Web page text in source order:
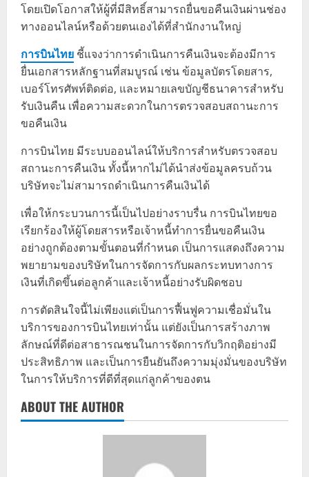
โดยเปิดโอกาสให้ผู้ที่มีสิทธิ์สามารถยื่นขอคืนเงินผ่านช่อง
ทางออนไลน์หรือด้วยตนเองได้ที่สำนักงานใหญ่
การบินไทย ชี้แจงว่าการดำเนินการคืนเงินจะต้องมีการ
ยื่นเอกสารหลักฐานที่สมบูรณ์ เช่น ข้อมูลบัตรโดยสาร,
เบอร์โทรศัพท์ติดต่อ, และหมายเลขบัญชีธนาคารสำหรับ
รับเงินคืน เพื่อความสะดวกในการตรวจสอบสถานะการ
ขอคืนเงิน
การบินไทย มีระบบออนไลน์ให้บริการสำหรับตรวจสอบ
สถานะการคืนเงิน ทั้งนี้หากไม่ได้นำส่งข้อมูลครบถ้วน
บริษัทจะไม่สามารถดำเนินการคืนเงินได้
เพื่อให้กระบวนการนี้เป็นไปอย่างราบรื่น การบินไทยขอ
เรียกร้องให้ผู้โดยสารหรือเจ้าหนี้ทำการยื่นขอคืนเงิน
อย่างถูกต้องตามขั้นตอนที่กำหนด เป็นการแสดงถึงความ
พยายามของบริษัทในการจัดการกับผลกระทบทางการ
เงินที่เกิดขึ้นต่อลูกค้าและเจ้าหนี้อย่างรับผิดชอบ
การตัดสินใจนี้ไม่เพียงแต่เป็นการฟื้นฟูความเชื่อมั่นใน
บริการของการบินไทยเท่านั้น แต่ยังเป็นการสร้างภาพ
ลักษณ์ที่ดีต่อสาธารณชนในการจัดการกับวิกฤติอย่างมี
ประสิทธิภาพ และเป็นการยืนยันถึงความมุ่งมั่นของบริษัท
ในการให้บริการที่ดีที่สุดแก่ลูกค้าของตน
ABOUT THE AUTHOR